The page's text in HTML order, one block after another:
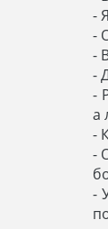
-
-
-
-
-
а
-
-
-